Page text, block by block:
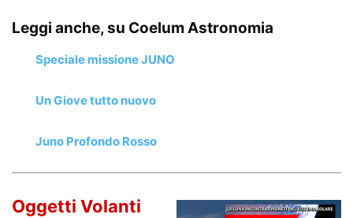
Leggi anche, su Coelum Astronomia
Speciale missione JUNO
Un Giove tutto nuovo
Juno Profondo Rosso
Oggetti Volanti